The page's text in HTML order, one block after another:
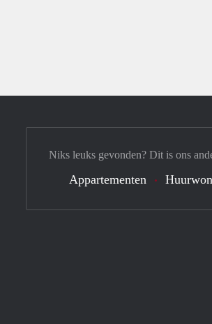
Niks leuks gevonden? Dit is ons
Appartementen